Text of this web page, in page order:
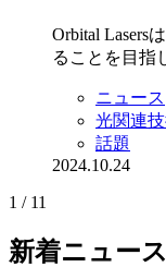
Orbital Lasers
ることを目指
ニュース
光関連
話題
2024.10.24
1 / 11
新着ニュース